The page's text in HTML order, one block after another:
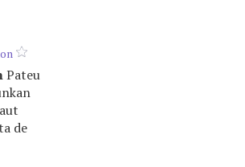
Pateu
de